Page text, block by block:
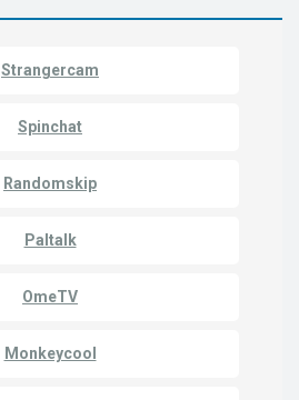
Strangercam
Spinchat
Randomskip
Paltalk
OmeTV
Monkeycool